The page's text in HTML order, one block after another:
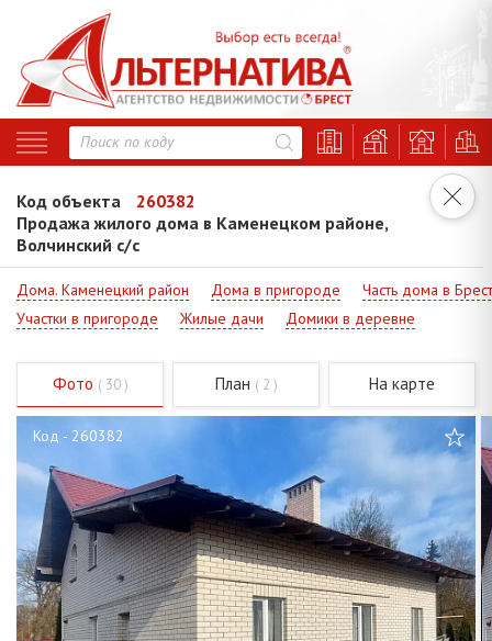
Код объекта
260382
Продажа жилого дома в Каменецком районе,
Волчинский с/с
Дома. Каменецкий район Дома в пригороде
Часть дома в
Участки в пригороде
Жилые дачи Домики в деревне
Фото ( 30 ) План ( 2 ) На карте
Код - 260382